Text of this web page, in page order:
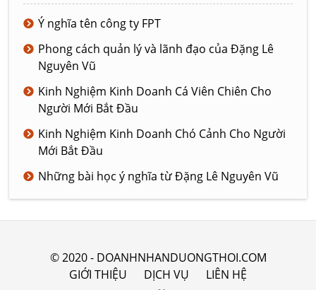
Ý nghĩa tên công ty FPT
Phong cách quản lý và lãnh đạo của Đặng Lê
Nguyên Vũ
Kinh Nghiệm Kinh Doanh Cá Viên Chiên Cho
Người Mới Bắt Đầu
Kinh Nghiệm Kinh Doanh Chó Cảnh Cho Người
Mới Bắt Đầu
Những bài học ý nghĩa từ Đặng Lê Nguyên Vũ
© 2020 - DOANHNHANDUONGTHOI.COM
GIỚI THIỆU
DỊCH VỤ
LIÊN HỆ